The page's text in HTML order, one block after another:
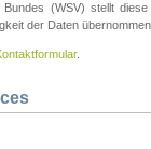
(WSV) stellt
der Daten
.